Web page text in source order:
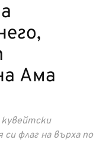
Ама
флаг на върха по